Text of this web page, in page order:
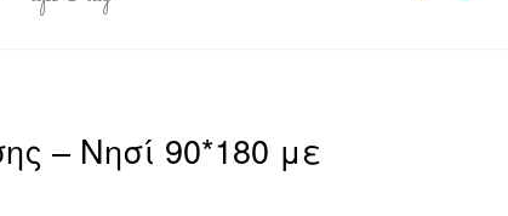
– Νησί 90*180 με